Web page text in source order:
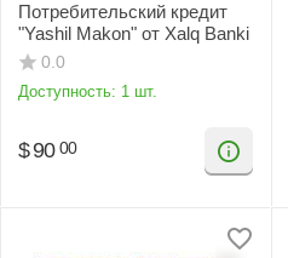
Потребительский кредит
"Yashil Makon" от Xalq Banki
0.0
Доступность: 1 шт.
$90 00